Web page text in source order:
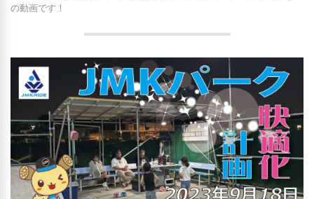
の動画です！